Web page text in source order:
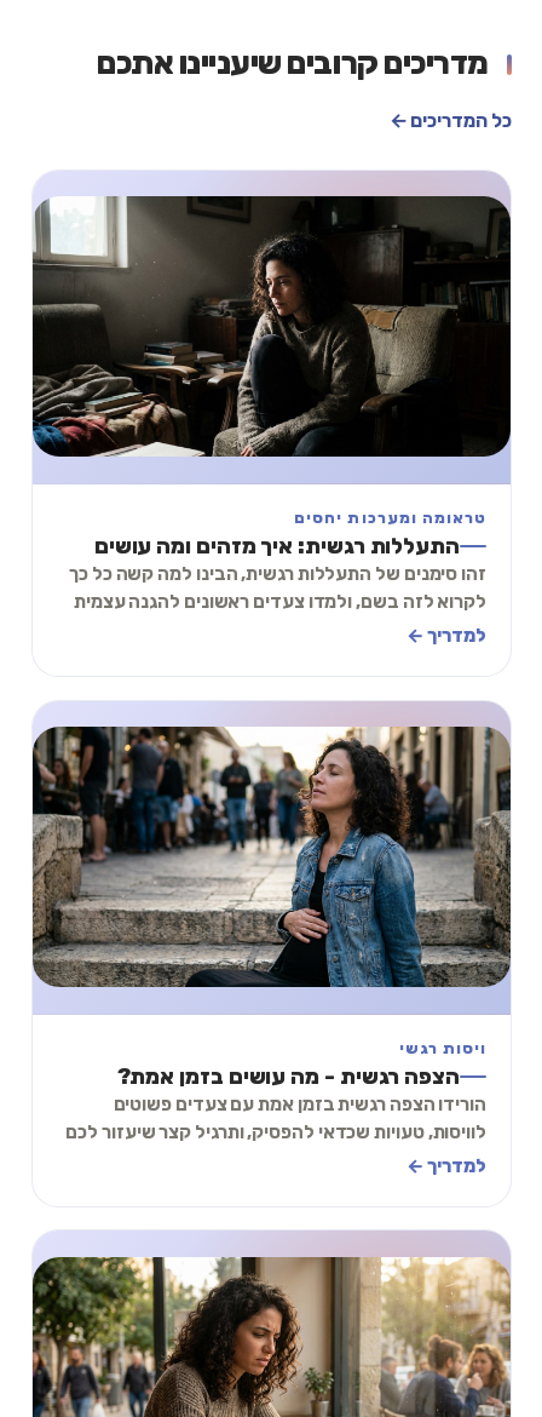
מדריכים קרובים שיעניינו אתכם
כל המדריכים ←
טראומה ומערכות יחסים
התעללות רגשית: איך מזהים ומה עושים
זהו סימנים של התעללות רגשית, הבינו למה קשה כל כך
לקרוא לזה בשם, ולמדו צעדים ראשונים להגנה עצמית
רגשית ויציאה מהערפל. קראו והתחזקו.
למדריך ←
ויסות רגשי
הצפה רגשית - מה עושים בזמן אמת?
הורידו הצפה רגשית בזמן אמת עם צעדים פשוטים
לוויסות, טעויות שכדאי להפסיק, ותרגיל קצר שיעזור לכם
לחזור לקרקע לפני שאתם מתפרקים מול כולם.
למדריך ←